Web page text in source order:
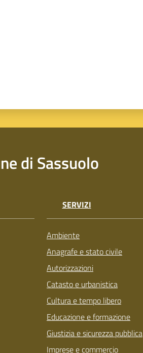
di Sassuolo
SERVIZI
Ambiente
Anagrafe e stato civile
Autorizzazioni
Catasto e urbanistica
Cultura e tempo libero
Educazione e formazione
Giustizia e sicurezza pubblica
Imprese e commercio